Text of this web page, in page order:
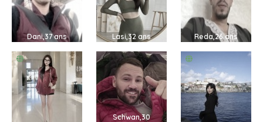
Dani,37 ans Lasi,32 ans Reda,26 ans
Schwan,30